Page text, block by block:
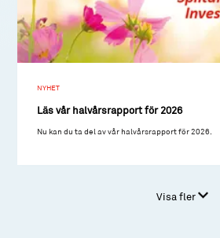
NYHET
Läs vår halvårsrapport för 2026
Nu kan du ta del av vår halvårsrapport för 2026.
Visa fler